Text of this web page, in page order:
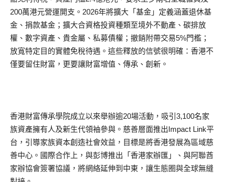
200萬港元營運開支。2026年將擴大「基金」定義涵蓋退休基
金、捐款基金；擴大合資格投資種類至境外不動產、碳排放
權、數字資產、貴金屬、私募債權；撤銷附帶交易5%門檻；
放寬特定目的實體免稅待遇。這些釋放的信號很明確：香港不
僅要留住財富，更要讓財富增值、傳承、創新。
香港財富傳承學院成立以來舉辦逾20場活動，吸引3,100名家
族資產擁有人及新生代領袖參與。慈善層面推出Impact Link平
台，引導家族資本創造社會效益，目標是將香港發展為區域慈
善中心。國際合作上，與彭博推出「香港家辦匯」、與阿聯酋
家辦協會簽署協議，將網絡延伸到中東，讓生態圈與全球無縫